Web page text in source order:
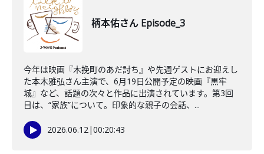
柄本佑さん Episode_3
今年は映画『木挽町のあだ討ち』や先週ゲストにお迎えし
た本木雅弘さん主演で、6月19日公開予定の映画『黒牢
城』など、話題の次々と作品に出演されています。第3回
目は、“家族”について。印象的な親子の会話、...
2026.06.12|00:20:43